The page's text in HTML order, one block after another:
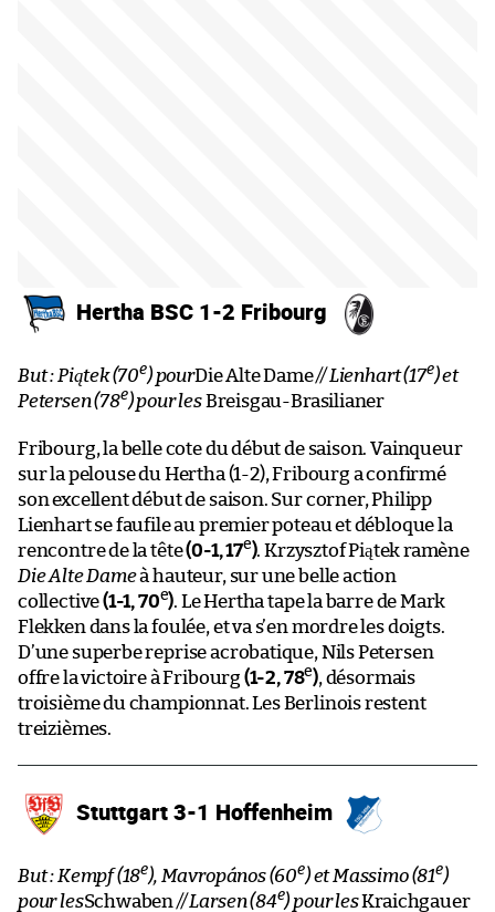
Hertha BSC 1-2 Fribourg
But : Piątek (70e) pourDie Alte Dame// Lienhart (17e) et
Petersen (78e) pour lesBreisgau-Brasilianer
Fribourg, la belle cote du début de saison. Vainqueur
sur la pelouse du Hertha (1-2), Fribourg a confirmé
son excellent début de saison. Sur corner, Philipp
Lienhart se faufile au premier poteau et débloque la
rencontre de la tête(0-1, 17e). Krzysztof Piątek ramène
Die Alte Dameà hauteur, sur une belle action
collective(1-1, 70e). Le Hertha tape la barre de Mark
Flekken dans la foulée, et va s’en mordre les doigts.
D’une superbe reprise acrobatique, Nils Petersen
offre la victoire à Fribourg (1-2, 78e), désormais
troisième du championnat. Les Berlinois restent
treizièmes.
Stuttgart 3-1 Hoffenheim
But : Kempf (18e), Mavropános (60e) et Massimo (81e)
pour lesSchwaben // Larsen (84e) pour lesKraichgauer